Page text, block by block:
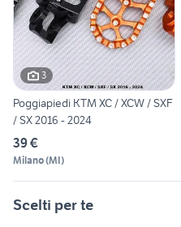
3
Poggiapiedi KTM XC / XCW / SXF
/ SX 2016 - 2024
39 €
Milano(MI)
Scelti per te